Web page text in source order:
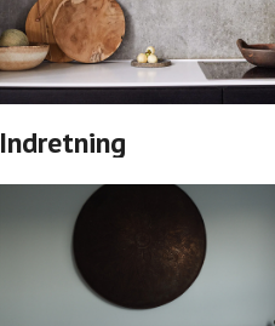
Indretning